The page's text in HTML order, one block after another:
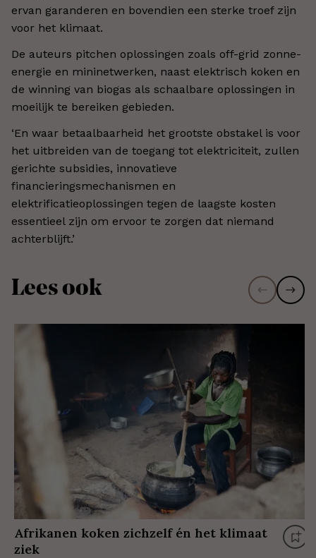
ervan garanderen en bovendien een sterke troef zijn
voor het klimaat.
De auteurs pitchen oplossingen zoals off-grid zonne-
energie en mininetwerken, naast elektrisch koken en
de winning van biogas als schaalbare oplossingen in
moeilijk te bereiken gebieden.
‘En waar betaalbaarheid het grootste obstakel is voor
het uitbreiden van de toegang tot elektriciteit, zullen
gerichte subsidies, innovatieve
financieringsmechanismen en
elektrificatieoplossingen tegen de laagste kosten
essentieel zijn om ervoor te zorgen dat niemand
achterblijft.’
Lees ook
Afrikanen koken zichzelf én het klimaat
ziek